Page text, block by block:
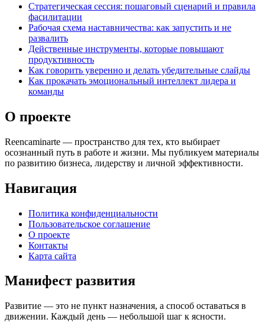
Стратегическая сессия: пошаговый сценарий и правила
фасилитации
Рабочая схема наставничества: как запустить и не
развалить
Действенные инструменты, которые повышают
продуктивность
Как говорить уверенно и делать убедительные слайды
Как прокачать эмоциональный интеллект лидера и
команды
О проекте
Reencaminarte — пространство для тех, кто выбирает
осознанный путь в работе и жизни. Мы публикуем материалы
по развитию бизнеса, лидерству и личной эффективности.
Навигация
Политика конфиденциальности
Пользовательское соглашение
О проекте
Контакты
Карта сайта
Манифест развития
Развитие — это не пункт назначения, а способ оставаться в
движении. Каждый день — небольшой шаг к ясности.